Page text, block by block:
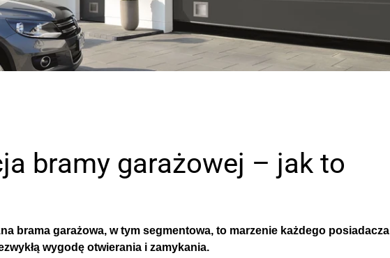
bramy garażowej – jak to
brama garażowa, w tym segmentowa, to marzenie każdego posiadacza
wygodę otwierania i zamykania.